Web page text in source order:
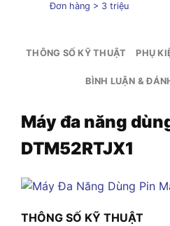
Đơn hàng > 3 triệu
THÔNG SỐ KỸ THUẬT PHỤ
BÌNH LUẬN &
Máy đa năng
DTM52RTJX1
THÔNG SỐ KỸ THUẬT